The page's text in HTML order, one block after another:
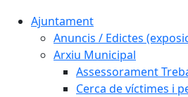
Ajuntament
Anuncis / Edictes
Arxiu Municipal
Assessorament
Cerca de víctimes i